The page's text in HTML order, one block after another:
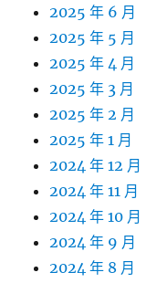
2025 年 6 月
2025 年 5 月
2025 年 4 月
2025 年 3 月
2025 年 2 月
2025 年 1 月
2024 年 12 月
2024 年 11 月
2024 年 10 月
2024 年 9 月
2024 年 8 月